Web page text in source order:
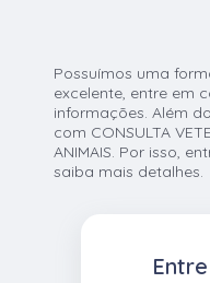
Possuímos uma
excelente, entre em
informações. Além
com CONSULTA
ANIMAIS. Por isso,
saiba mais detalhes.